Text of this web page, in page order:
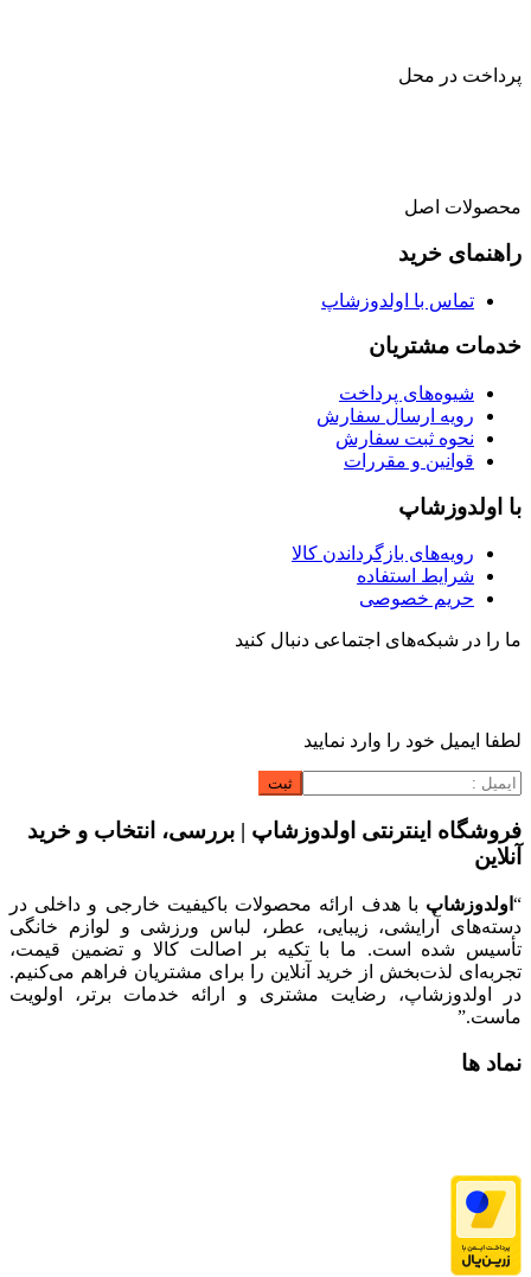
پرداخت در محل
محصولات اصل
راهنمای خرید
تماس با اولدوزشاپ
خدمات مشتریان
شیوه‌های پرداخت
رویه ارسال سفارش
نحوه ثبت سفارش
قوانین و مقررات
با اولدوزشاپ
رویه‌های بازگرداندن کالا
شرایط استفاده
حریم خصوصی
ما را در شبکه‌های اجتماعی دنبال کنید
لطفا ایمیل خود را وارد نمایید
فروشگاه اینترنتی اولدوزشاپ | بررسی، انتخاب و خرید
آنلاین
“ اولدوزشاپ با هدف ارائه محصولات باکیفیت خارجی و داخلی در
دسته‌های آرایشی، زیبایی، عطر، لباس ورزشی و لوازم خانگی
تأسیس شده است. ما با تکیه بر اصالت کالا و تضمین قیمت،
تجربه‌ای لذت‌بخش از خرید آنلاین را برای مشتریان فراهم می‌کنیم.
در اولدوزشاپ، رضایت مشتری و ارائه خدمات برتر، اولویت
ماست.”
نماد ها